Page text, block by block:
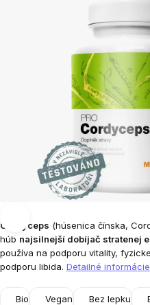
Cordyceps (húsenica čínska,
húb najsilnejší dobíjač stratenej
používa na podporu vitality,
podporu libida. Detailné informácie
Bio Vegan Bez lepku